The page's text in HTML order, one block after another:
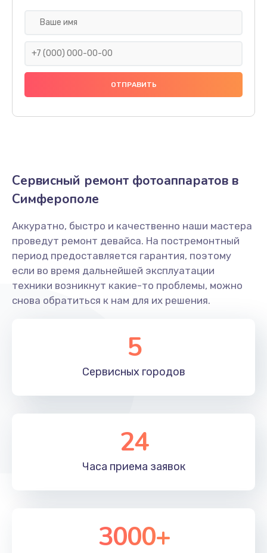
Замена дисплея (экрана)
Замена / ремонт инфракрасного датчика
1800 руб.
Замена ультразвукового мотора
1800 руб.
Заказать
Сервисный ремонт фотоаппаратов в
Симферополе
Аккуратно, быстро и качественно наши мастера
проведут ремонт девайса. На постремонтный
период предоставляется гарантия, поэтому
если во время дальнейшей эксплуатации
техники возникнут какие-то проблемы, можно
снова обратиться к нам для их решения.
5
Сервисных городов
24
Часа приема заявок
3000+